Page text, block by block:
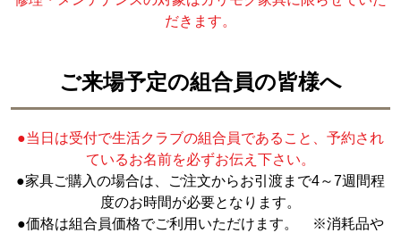
だきます。
ご来場予定の組合員の皆様へ
●当日は受付で生活クラブの組合員であること、予約され
ているお名前を必ずお伝え下さい。
●家具ご購入の場合は、ご注文からお引渡まで4～7週間程
度のお時間が必要となります。
●価格は組合員価格でご利用いただけます。 ※消耗品や